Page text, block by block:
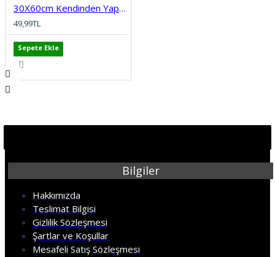
30X60cm Kendinden Yapışkanlı Duvar,banyo,tezgah arası kaplama Duvar Paneli Kağıdı Sticker CYCZT00239
49,99TL
Sepete Ekle
Bilgiler
Hakkımızda
Teslimat Bilgisi
Gizlilik Sözleşmesi
Şartlar ve Koşullar
Mesafeli Satış Sözleşmesi